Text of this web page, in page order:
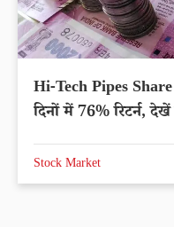
Hi-Tech Pipes
दिनों में 76% रिटर्न,
Stock Market